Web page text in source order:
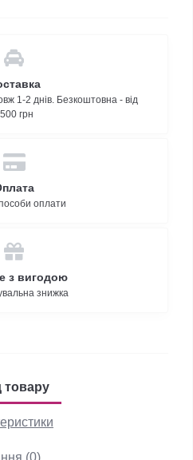
1-2 днів. Безкоштовна - від
грн
оплати
з вигодою
знижка
товару
(0)